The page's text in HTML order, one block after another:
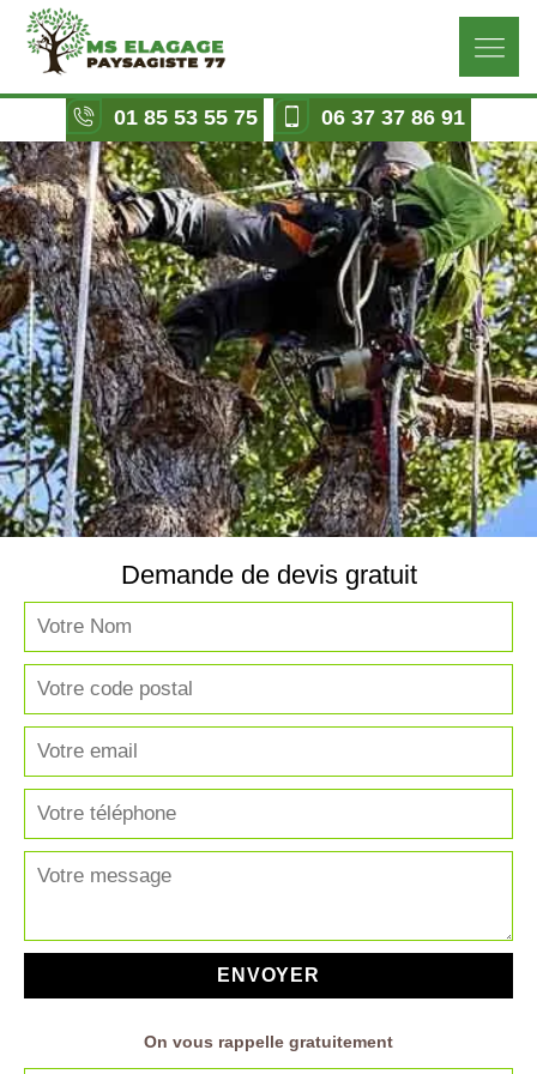
01 85 53 55 75 06 37 37 86 91
Demande de devis gratuit
On vous rappelle gratuitement